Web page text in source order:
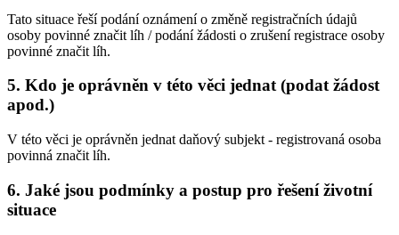
Tato situace řeší podání oznámení o změně registračních údajů
osoby povinné značit líh / podání žádosti o zrušení registrace osoby
povinné značit líh.
5. Kdo je oprávněn v této věci jednat (podat žádost
apod.)
V této věci je oprávněn jednat daňový subjekt - registrovaná osoba
povinná značit líh.
6. Jaké jsou podmínky a postup pro řešení životní
situace